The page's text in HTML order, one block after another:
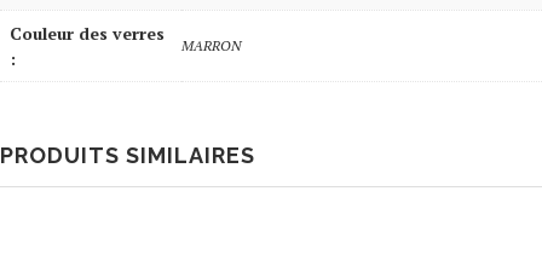
Couleur des verres
:
MARRON
PRODUITS SIMILAIRES